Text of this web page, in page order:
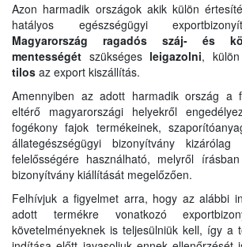
Azon harmadik országok akik külön
hatályos egészségügyi
Magyarország ragadós száj- és
mentességét szükségesleigazolni,
tilos az export kiszállítás.
Amennyiben az adott harmadik ország a
eltérő magyarországi helyekről
fogékony fajok termékeinek,
állategészségügyi bizonyítvány
felelősségére használható, melyről
bizonyítvány kiállítását megelőzően.
Felhívjuk a figyelmet arra, hogy az alábbi
adott termékre vonatkozó
követelményeknek is teljesülniük kell, így a